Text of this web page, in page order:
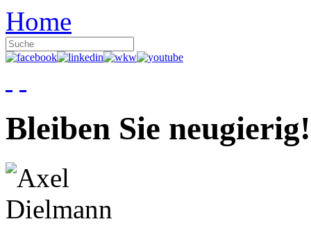
Home
Bleiben Sie neugierig!